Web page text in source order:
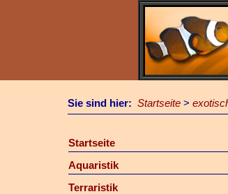
Sie sind hier: Startseite >
Startseite
Aquaristik
Terraristik